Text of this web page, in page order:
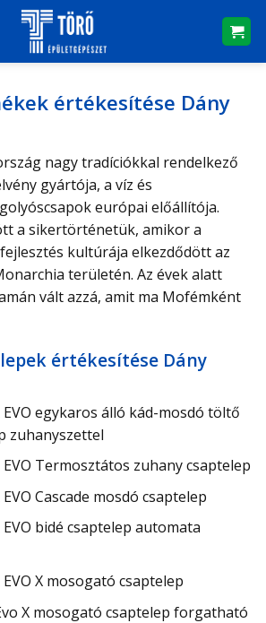
értékesítése Dány
nagy tradíciókkal rendelkező
gyártója, a víz és
európai előállítója.
a sikertörténetük, amikor a
kultúrája elkezdődött az
területén. Az évek alatt
vált azzá, amit ma Mofémként
értékesítése Dány
EVO egykaros álló kád-mosdó töltő
zuhanyszettel
EVO Termosztátos zuhany csaptelep
Cascade mosdó csaptelep
bidé csaptelep automata
X mosogató csaptelep
X mosogató csaptelep forgatható